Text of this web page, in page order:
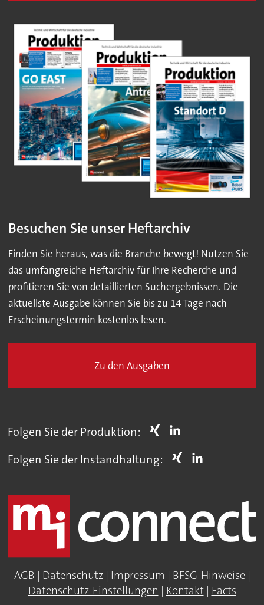
Besuchen Sie unser Heftarchiv
Finden Sie heraus, was die Branche bewegt! Nutzen Sie
das umfangreiche Heftarchiv für Ihre Recherche und
profitieren Sie von detaillierten Suchergebnissen. Die
aktuellste Ausgabe können Sie bis zu 14 Tage nach
Erscheinungstermin kostenlos lesen.
Zu den Ausgaben
Folgen Sie der Produktion:
Folgen Sie der Instandhaltung:
AGB | Datenschutz| Impressum | BFSG-Hinweise|
Datenschutz-Einstellungen | Kontakt| Facts